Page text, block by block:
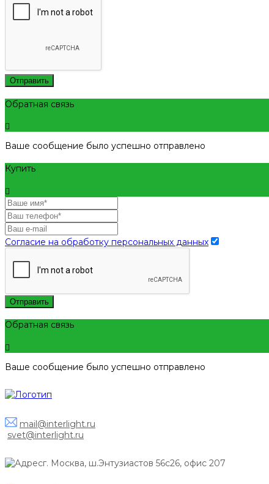
Отправить
Обратная связь
Ваше сообщение было успешно отправлено
Купить
Согласие на обработку персональных данных
Отправить
Обратная связь
Ваше сообщение было успешно отправлено
mail@interlight.ru
svet@interlight.ru
г. Москва, ш.Энтузиастов 56с26, офис 207